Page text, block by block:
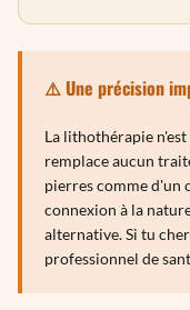
⚠️ Une précision
La lithothérapie n'est
remplace aucun
pierres comme d'un
connexion à la
alternative. Si tu
professionnel de